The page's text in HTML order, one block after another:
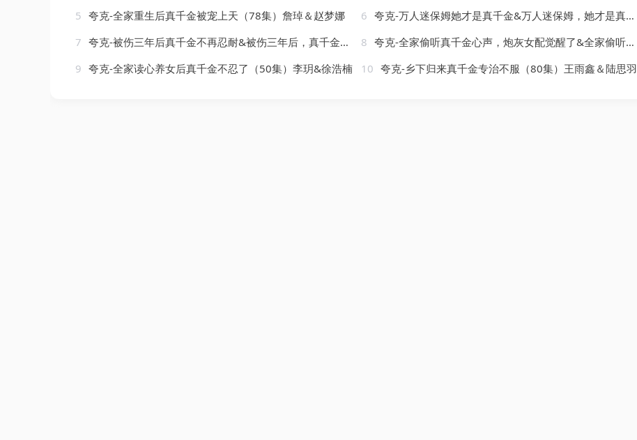
5 夸克-全家重生后真千金被宠上天（78集）詹琸＆赵梦娜 6 夸克-万人迷保姆她才是真千金&万人迷保姆，她才是真千金（79集）张韫韬＆桉淇
7 夸克-被伤三年后真千金不再忍耐&被伤三年后，真千金不再忍耐（56集）刘叁肆（刘涛）＆郇依心 8 夸克-全家偷听真千金心声，炮灰女配觉醒了&全家偷听真千金心声炮灰女配觉醒了（69集）岳杨＆胡耀文
9 夸克-全家读心养女后真千金不忍了（50集）李玥&徐浩楠 10 夸克-乡下归来真千金专治不服（80集）王雨鑫＆陆思羽